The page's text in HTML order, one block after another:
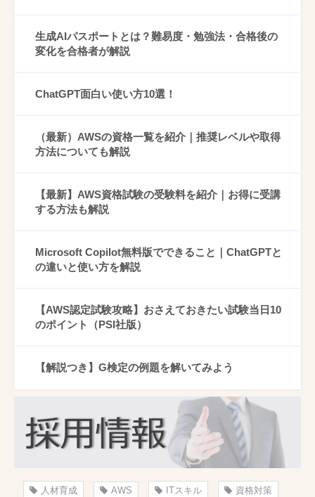
生成AIパスポートとは？難易度・勉強法・合格後の
変化を合格者が解説
ChatGPT面白い使い方10選！
（最新）AWSの資格一覧を紹介｜推奨レベルや取得
方法についても解説
【最新】AWS資格試験の受験料を紹介｜お得に受講
する方法も解説
Microsoft Copilot無料版でできること｜ChatGPTと
の違いと使い方を解説
【AWS認定試験攻略】おさえておきたい試験当日10
のポイント（PSI社版）
【解説つき】G検定の例題を解いてみよう
人材育成 AWS ITスキル 資格対策